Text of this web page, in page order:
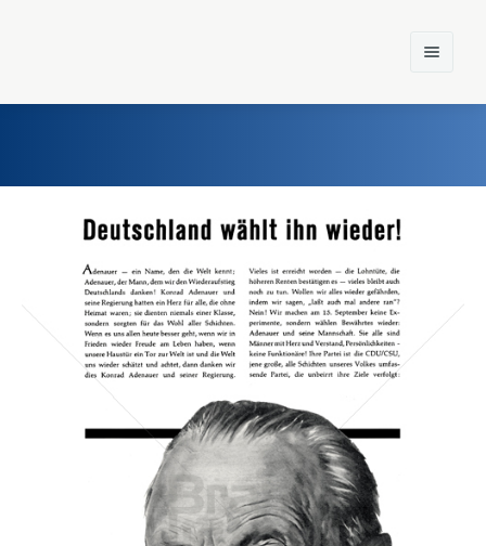
Einst und Heute
Konzerne